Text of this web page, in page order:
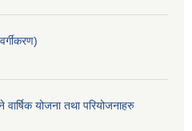
योजना तथा परियोजनाहरु